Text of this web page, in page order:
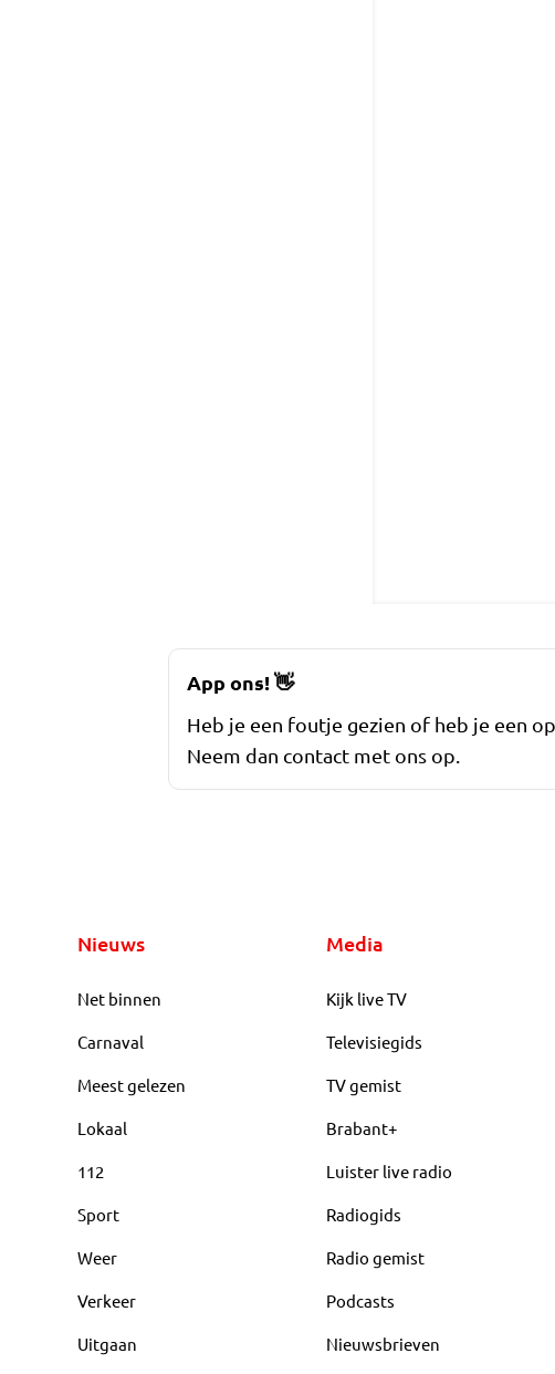
App ons!👋
Heb je een foutje gezien of heb je een
Neem dan contact met ons op.
Nieuws
Net binnen
Carnaval
Meest gelezen
Lokaal
112
Sport
Weer
Verkeer
Uitgaan
Media
Kijk live TV
Televisiegids
TV gemist
Brabant+
Luister live radio
Radiogids
Radio gemist
Podcasts
Nieuwsbrieven